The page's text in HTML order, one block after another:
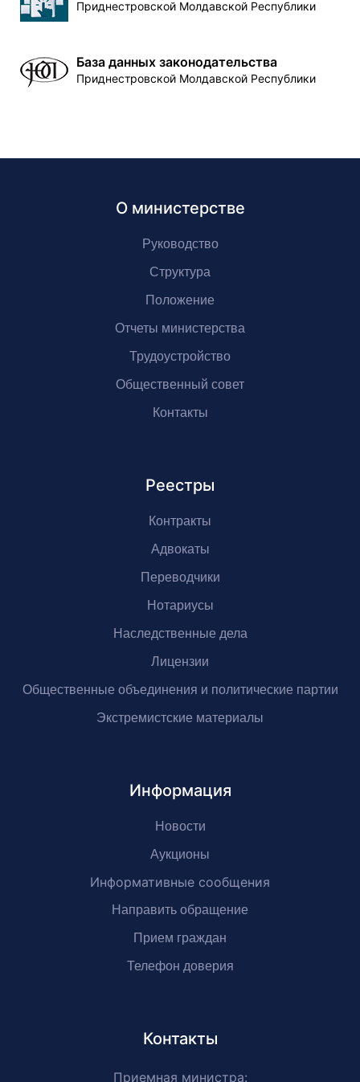
Приднестровской Молдавской Республики
База данных законодательства
Приднестровской Молдавской Республики
О министерстве
Руководство
Структура
Положение
Отчеты министерства
Трудоустройство
Общественный совет
Контакты
Реестры
Контракты
Адвокаты
Переводчики
Нотариусы
Наследственные дела
Лицензии
Общественные объединения и политические партии
Экстремистские материалы
Информация
Новости
Аукционы
Информативные сообщения
Направить обращение
Прием граждан
Телефон доверия
Контакты
Приемная министра: